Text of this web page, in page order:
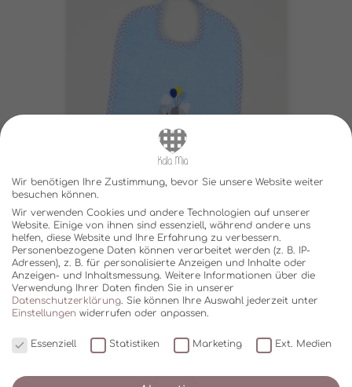
LÄTZCHEN HELLBLAU MIT
KARORAND
€8,00
Lieferzeit: 5-12 Werktage
In den Warenkorb
Wir benötigen Ihre Zustimmung, bevor Sie unsere Website weiter
besuchen können.
Wir verwenden Cookies und andere Technologien auf unserer
Website. Einige von ihnen sind essenziell, während andere uns
helfen, diese Website und Ihre Erfahrung zu verbessern.
Personenbezogene Daten können verarbeitet werden (z. B. IP-
Adressen), z. B. für personalisierte Anzeigen und Inhalte oder
Anzeigen- und Inhaltsmessung. Weitere Informationen über die
Verwendung Ihrer Daten finden Sie in unserer
Datenschutzerklärung. Sie können Ihre Auswahl jederzeit unter
Einstellungen widerrufen oder anpassen.
Essenziell Statistiken Marketing Ext. Medien